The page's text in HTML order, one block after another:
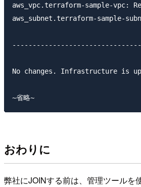
aws_vpc.terraform-sample-vpc:
aws_subnet.terraform-sample-
No changes. Infrastructure is
おわりに
弊社にJOINする前は、管理ツールを